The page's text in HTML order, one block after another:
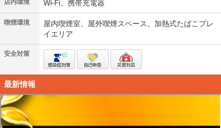
店内環境 Wi-Fi、携帯充電器
喫煙環境
屋内喫煙室、屋外喫煙スペース、加熱式たばこプレ
イエリア
安全対策
最新情報